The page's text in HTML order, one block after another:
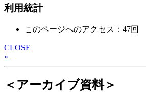
利用統計
このページへのアクセス：47回
CLOSE
»
＜アーカイブ資料＞